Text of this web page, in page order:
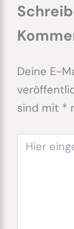
Deine E-
sind mit *
eingeben…